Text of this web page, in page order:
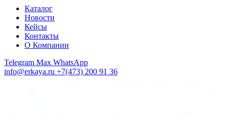
Каталог
Новости
Кейсы
Контакты
О Компании
Telegram Max WhatsApp
info@erkaya.ru +7(473) 200 91 36